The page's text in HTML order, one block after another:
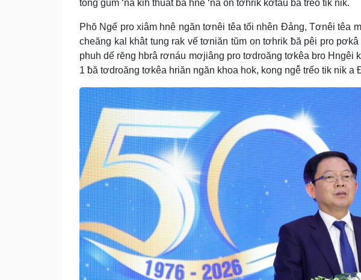
tŏng gum ‘na kih thuât ƀă hnê ‘na on tơhrik kơtâu ƀă trếo tik nik.
Phŏ Ngế pro xiâm hnê ngăn tơnêi têa tối nhên Đảng, Tơnêi têa
cheăng kal khât tung rak vế tơniăn tŭm on tơhrik ƀă pêi pro
phuh dế rĕng hbrâ rơnáu mơjiâng pro tơdroăng tơkêa bro Hngêi
1 ƀă tơdroăng tơkêa hriăn ngăn khoa hok, kong ngê̆ trếo tik nik a